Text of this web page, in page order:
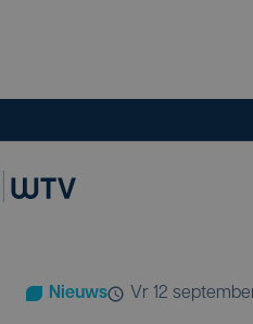
Nieuws vr 12